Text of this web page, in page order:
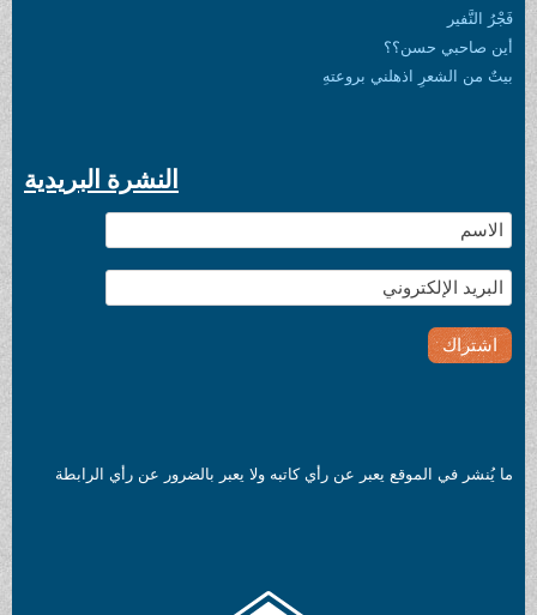
فَجْرُ النَّفير
أين صاحبي حسن؟؟
بيتٌ من الشعرِ اذهلني بروعتهِ
النشرة البريدية
ما يُنشر في الموقع يعبر عن رأي كاتبه ولا يعبر بالضرور عن رأي الرابطة